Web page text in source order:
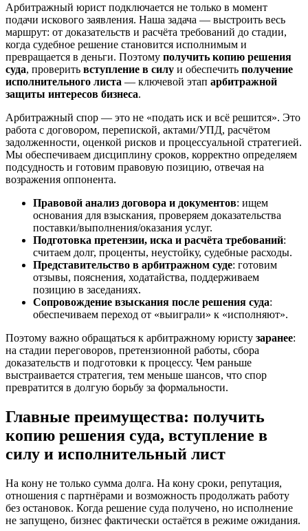
Арбитражный юрист подключается не только в момент
подачи искового заявления. Наша задача — выстроить весь
маршрут: от доказательств и расчёта требований до стадии,
когда судебное решение становится исполнимым и
превращается в деньги. Поэтому получить копию решения
суда, проверить вступление в силу и обеспечить получение
исполнительного листа — ключевой этап арбитражной
защиты интересов бизнеса.
Арбитражный спор — это не «подать иск и всё решится». Это
работа с договором, перепиской, актами/УПД, расчётом
задолженности, оценкой рисков и процессуальной стратегией.
Мы обеспечиваем дисциплину сроков, корректно определяем
подсудность и готовим правовую позицию, отвечая на
возражения оппонента.
Правовой анализ договора и документов: ищем
основания для взыскания, проверяем доказательства
поставки/выполнения/оказания услуг.
Подготовка претензии, иска и расчёта требований:
считаем долг, проценты, неустойку, судебные расходы.
Представительство в арбитражном суде: готовим
отзывы, пояснения, ходатайства, поддерживаем
позицию в заседаниях.
Сопровождение взыскания после решения суда:
обеспечиваем переход от «выиграли» к «исполняют».
Поэтому важно обращаться к арбитражному юристу заранее:
на стадии переговоров, претензионной работы, сбора
доказательств и подготовки к процессу. Чем раньше
выстраивается стратегия, тем меньше шансов, что спор
превратится в долгую борьбу за формальности.
Главные преимущества: получить
копию решения суда, вступление в
силу и исполнительный лист
На кону не только сумма долга. На кону сроки, репутация,
отношения с партнёрами и возможность продолжать работу
без остановок. Когда решение суда получено, но исполнение
не запущено, бизнес фактически остаётся в режиме ожидания.